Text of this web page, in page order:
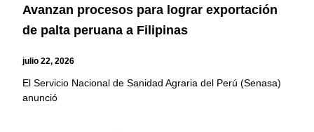
Avanzan procesos para lograr exportación
de palta peruana a Filipinas
julio 22, 2026
El Servicio Nacional de Sanidad Agraria del Perú (Senasa)
anunció